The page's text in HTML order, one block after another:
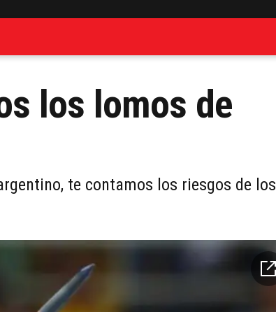
los lomos de
te contamos los riesgos de los